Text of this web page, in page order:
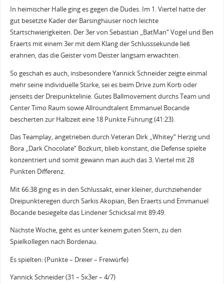
In heimischer Halle ging es gegen die Dudes. Im 1. Viertel hatte der
gut besetzte Kader der Barsinghäuser noch leichte
Startschwierigkeiten. Der 3er von Sebastian „BatMan“ Vogel und Ben
Eraerts mit einem 3er mit dem Klang der Schlusssekunde ließ
erahnen, das die Geister vom Deister langsam erwachten.
So geschah es auch, insbesondere Yannick Schneider zeigte einmal
mehr seine individuelle Stärke, sei es beim Drive zum Korb oder
jenseits der Dreipunktelinie. Gutes Ballmovement durchs Team und
Center Timo Raum sowie Allroundtalent Emmanuel Bocande
bescherten zur Halbzeit eine 18 Punkte Führung (41:23).
Das Teamplay, angetrieben durch Veteran Dirk „Whitey“ Herzig und
Bora „Dark Chocolate“ Bozkurt, blieb konstant, die Defense spielte
konzentriert und somit gewann man auch das 3. Viertel mit 28
Punkten Differenz.
Mit 66:38 ging es in den Schlussakt, einer kleiner, durchziehender
Dreipunkteregen durch Sarkis Akopian, Ben Eraerts und Emmanuel
Bocande besiegelte das Lindener Schicksal mit 89:49.
Nächste Woche, geht es unter keinem guten Stern, zu den
Spielkollegen nach Bordenau.
Es spielten: (Punkte – Dreier – Freiwürfe)
Yannick Schneider (31 – 5x3er – 4/7)